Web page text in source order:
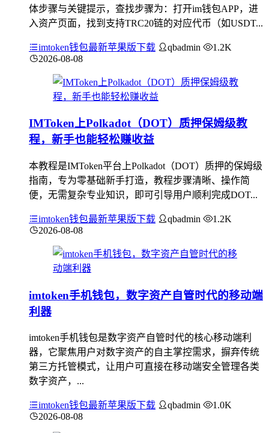
体步骤与关键提示，查找步骤为：打开im钱包APP，进
入资产页面，找到支持TRC20链的对应代币（如USDT...
imtoken钱包最新苹果版下载 qbadmin
1.2K
2026-08-08
IMToken上Polkadot（DOT）质押保姆级教
程，新手也能轻松赚收益
本教程是IMToken平台上Polkadot（DOT）质押的保姆级
指南，专为零基础新手打造，教程步骤清晰、操作简
便，无需复杂专业知识，即可引导用户顺利完成DOT...
imtoken钱包最新苹果版下载 qbadmin
1.2K
2026-08-08
imtoken手机钱包，数字资产自管时代的移动端
利器
imtoken手机钱包是数字资产自管时代的核心移动端利
器，它聚焦用户对数字资产的自主掌控需求，摒弃传统
第三方托管模式，让用户可直接在移动端安全管理各类
数字资产，...
imtoken钱包最新苹果版下载 qbadmin
1.0K
2026-08-08